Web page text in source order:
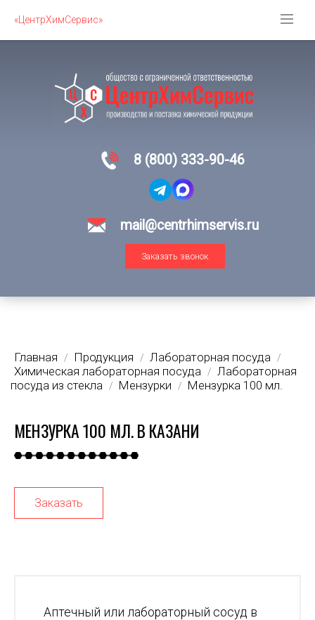
«ЦентрХимСервис»
8 (800) 333-90-46
mail@centrhimservis.ru
Заказать звонок
Главная / Продукция / Лабораторная посуда /
Химическая лабораторная посуда / Лабораторная
посуда из стекла / Мензурки / Мензурка 100 мл.
МЕНЗУРКА 100 МЛ. В КАЗАНИ
Заказать
Аптечный или лабораторный сосуд в